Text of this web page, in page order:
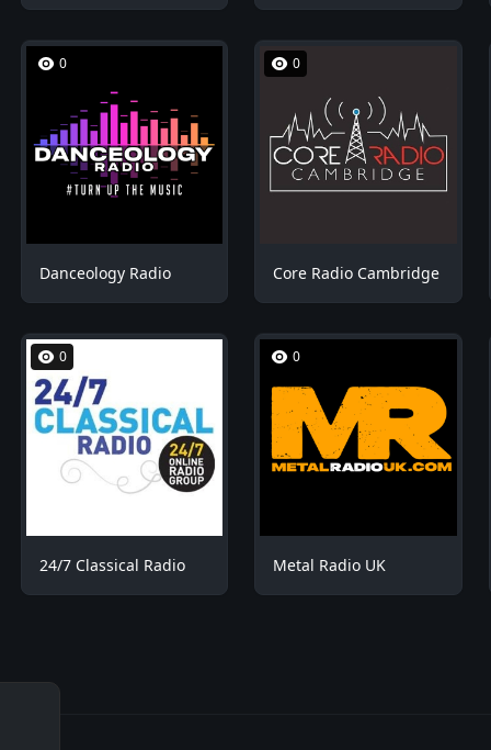
0
Danceology Radio
0
Core Radio Cambridge
0
24/7 Classical Radio
0
Metal Radio UK